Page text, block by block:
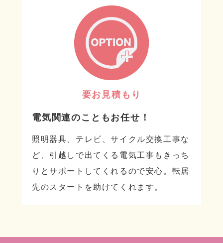
要お見積もり
電気関連のこともお任せ！
照明器具、テレビ、サイクル交換工事な
ど、引越しで出てくる電気工事もきっち
りとサポートしてくれるので安心。転居
先のスタートを助けてくれます。